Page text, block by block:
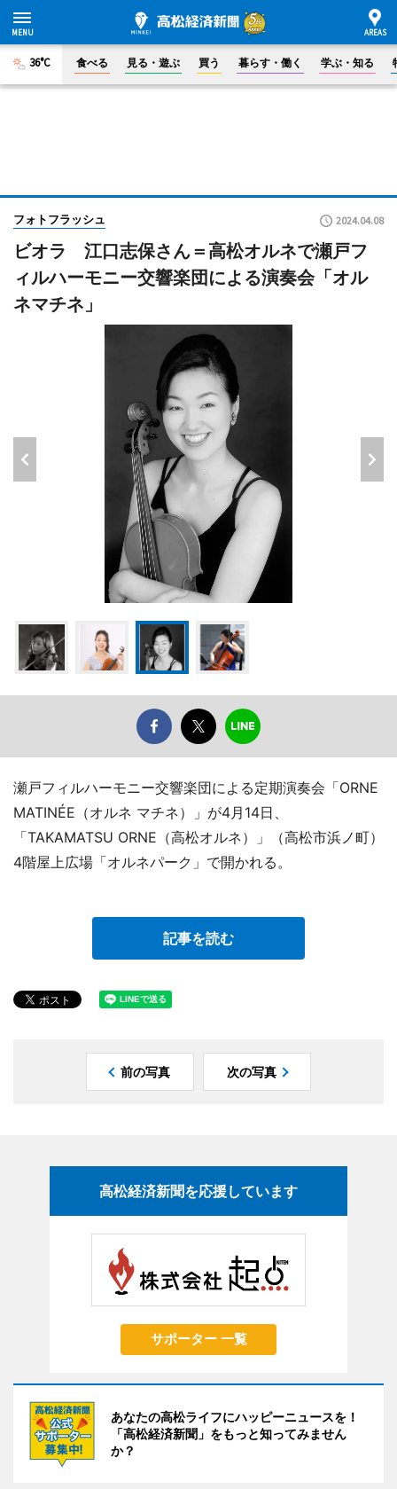
36°C 食べる 見る・遊ぶ 買う 暮らす・働く 学ぶ・知る
フォトフラッシュ 2024.04.08
ビオラ 江口志保さん＝高松オルネで瀬戸フ
ィルハーモニー交響楽団による演奏会「オル
ネマチネ」
瀬戸フィルハーモニー交響楽団による定期演奏会「ORNE
MATINÉE（オルネ マチネ）」が4月14日、
「TAKAMATSU ORNE（高松オルネ）」（高松市浜ノ町）
4階屋上広場「オルネパーク」で開かれる。
記事を読む
前の写真 次の写真
高松経済新聞を応援しています
サポーター 一覧
あなたの高松ライフにハッピーニュースを！
「高松経済新聞」をもっと知ってみません
か？